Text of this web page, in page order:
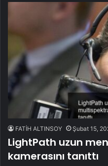
FATİH ALTINSOY Şubat 15,
LightPath uzun
kamerasını tanıttı